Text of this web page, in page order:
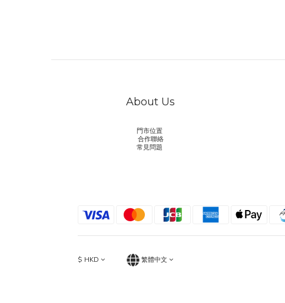
About Us
門市位置
合作聯絡
常見問題
$ HKD 繁體中文